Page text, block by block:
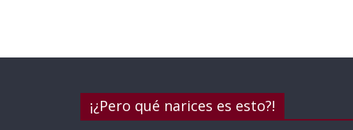
¡¿Pero qué narices es esto?!